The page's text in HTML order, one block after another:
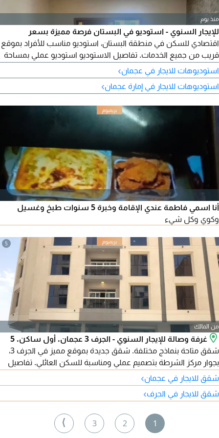
منذ يوم
للإيجار السنوي - استوديو في البستان فرصة مميزة بسعر
اقتصادي للسكن في منطقة البستان، استوديو مناسب للأفراد بموقع
قريب من جميع الخدمات. تفاصيل الاستوديو استوديو عملي بمساحة
مناسبة موقع هادئ وقريب من الخدمات مناسب لسكن الأفراد
السعر 15000 درهم سنويا الدفعات 4 أو 6 دفعات التأمين شيك
للتواصل والمعاينة
استوديوهات للايجار في عجمان›
استوديوهات للايجار في إمارة عجمان›
أنا اسمي فاطمة عندي الإقامة وخبرة 5 سنوات طبخ وغسيل
وكوي وكل شيء
5
من المالك
غرفة وصالة للإيجار السنوي - الجرف 3 عجمان. أول ساكن. 5
شقق متاحة بنماذج مختلفة. شقق جديدة بموقع مميز في الجرف 3،
بجوار مركز الشرطة بتصميم عملي ومناسبة للسكن العائلي. تفاصيل
متاحة بنماذج ومساحات مختلفة. الإيجار السنوي 32000 درهم. الدفع 4
شقق للايجار في عجمان›
شقق للايجار في الجرف›
1
2
3
⟩